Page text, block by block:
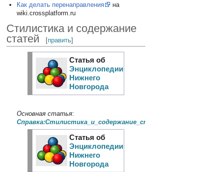
Как делать перенаправления
на
wiki.crossplatform.ru
Стилистика и содержание
статей
[править]
Статья об
Энциклопедии
Нижнего
Новгорода
Основная статья:
Справка:Стилистика_и_содержание_статей
Статья об
Энциклопедии
Нижнего
Новгорода